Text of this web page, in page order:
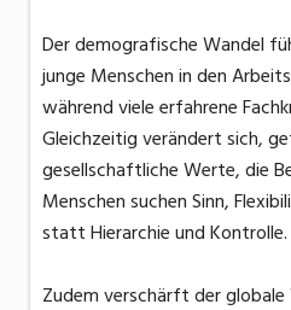
Der demografische Wandel
junge Menschen in den
während viele erfahrene
Gleichzeitig verändert sich,
gesellschaftliche Werte, die
Menschen suchen Sinn,
statt Hierarchie und Kontrolle.
Zudem verschärft der